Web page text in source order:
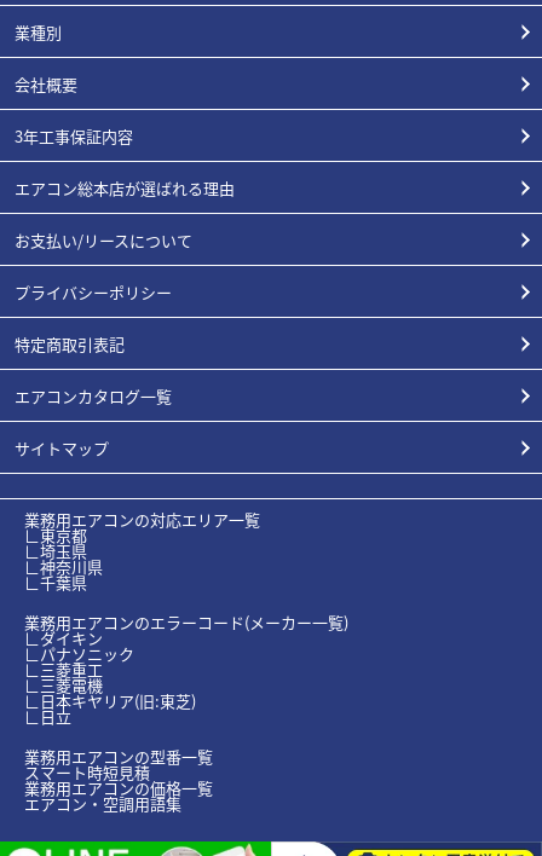
業種別
会社概要
3年工事保証内容
エアコン総本店が選ばれる理由
お支払い/リースについて
プライバシーポリシー
特定商取引表記
エアコンカタログ一覧
サイトマップ
業務用エアコンの対応エリア一覧
∟東京都
∟埼玉県
∟神奈川県
∟千葉県
業務用エアコンのエラーコード(メーカー一覧)
∟ダイキン
∟パナソニック
∟三菱重工
∟三菱電機
∟日本キヤリア(旧:東芝)
∟日立
業務用エアコンの型番一覧
スマート時短見積
業務用エアコンの価格一覧
エアコン・空調用語集